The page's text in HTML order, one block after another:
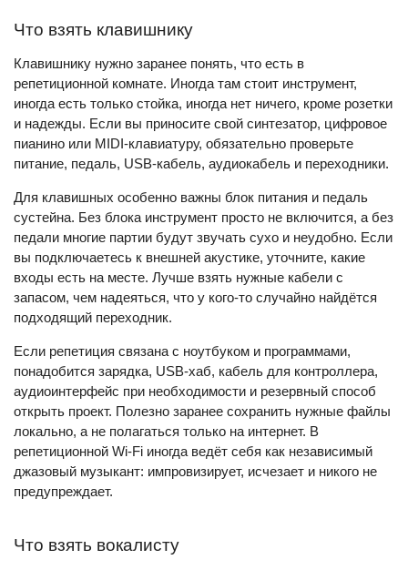
Что взять клавишнику
Клавишнику нужно заранее понять, что есть в
репетиционной комнате. Иногда там стоит инструмент,
иногда есть только стойка, иногда нет ничего, кроме розетки
и надежды. Если вы приносите свой синтезатор, цифровое
пианино или MIDI-клавиатуру, обязательно проверьте
питание, педаль, USB-кабель, аудиокабель и переходники.
Для клавишных особенно важны блок питания и педаль
сустейна. Без блока инструмент просто не включится, а без
педали многие партии будут звучать сухо и неудобно. Если
вы подключаетесь к внешней акустике, уточните, какие
входы есть на месте. Лучше взять нужные кабели с
запасом, чем надеяться, что у кого-то случайно найдётся
подходящий переходник.
Если репетиция связана с ноутбуком и программами,
понадобится зарядка, USB-хаб, кабель для контроллера,
аудиоинтерфейс при необходимости и резервный способ
открыть проект. Полезно заранее сохранить нужные файлы
локально, а не полагаться только на интернет. В
репетиционной Wi-Fi иногда ведёт себя как независимый
джазовый музыкант: импровизирует, исчезает и никого не
предупреждает.
Что взять вокалисту